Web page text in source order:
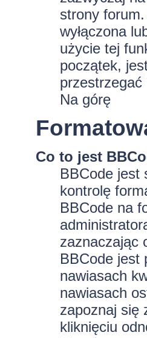
strony
wyłączona
użycie tej
początek,
przestrzegać
Na górę
Co to jest
BBCode jest
kontrolę
BBCode na
zaznaczając
BBCode jest
nawiasach
nawiasach
zapoznaj się
kliknięciu